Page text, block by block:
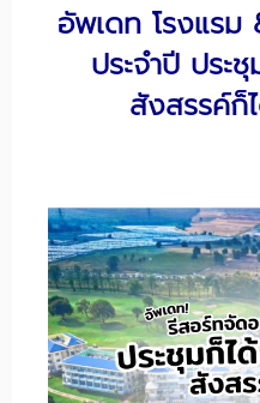
อัพเดท โรงแร
ประจำปี ประ
สังสรรค์ก็